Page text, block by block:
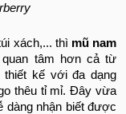
xách,... thì mũ nam
tâm hơn cả từ
kế với đa dạng
thêu tỉ mỉ. Đây vừa
dàng nhận biết được